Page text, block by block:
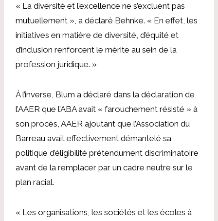
« La diversité et l’excellence ne s’excluent pas
mutuellement », a déclaré Behnke. « En effet, les
initiatives en matière de diversité, d’équité et
d’inclusion renforcent le mérite au sein de la
profession juridique. »
À l’inverse, Blum a déclaré dans la déclaration de
l’AAER que l’ABA avait « farouchement résisté » à
son procès, AAER ajoutant que l’Association du
Barreau avait effectivement démantelé sa
politique d’éligibilité prétendument discriminatoire
avant de la remplacer par un cadre neutre sur le
plan racial.
« Les organisations, les sociétés et les écoles à